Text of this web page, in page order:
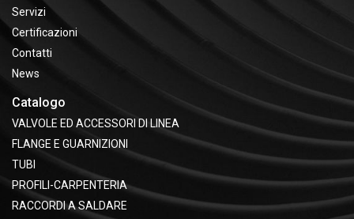
Servizi
Certificazioni
Contatti
News
Catalogo
VALVOLE ED ACCESSORI DI LINEA
FLANGE E GUARNIZIONI
TUBI
PROFILI-CARPENTERIA
RACCORDI A SALDARE